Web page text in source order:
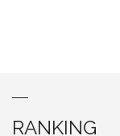
RANKING